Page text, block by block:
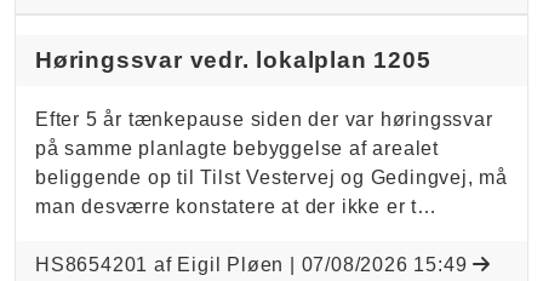
Høringssvar vedr. lokalplan 1205
Efter 5 år tænkepause siden der var høringssvar
på samme planlagte bebyggelse af arealet
beliggende op til Tilst Vestervej og Gedingvej, må
man desværre konstatere at der ikke er t…
HS8654201 af Eigil Pløen | 07/08/2026 15:49